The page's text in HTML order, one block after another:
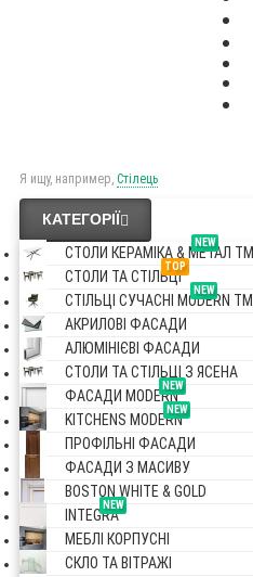
Я ищу, например, Стілець
КАТЕГОРІЇ
NEW
СТОЛИ КЕРАМІКА & МЕТАЛ TM
TOP
СТОЛИ ТА СТІЛЬЦІ
NEW
СТІЛЬЦІ СУЧАСНІ MODERN TM
АКРИЛОВІ ФАСАДИ
АЛЮМІНІЄВІ ФАСАДИ
СТОЛИ ТА СТІЛЬЦІ З ЯСЕНА
NEW
ФАСАДИ MODERN
NEW
KITCHENS MODERN
ПРОФІЛЬНІ ФАСАДИ
ФАСАДИ З МАСИВУ
BOSTON WHITE & GOLD
NEW
INTEGRA
МЕБЛІ КОРПУСНІ
СКЛО ТА ВІТРАЖІ